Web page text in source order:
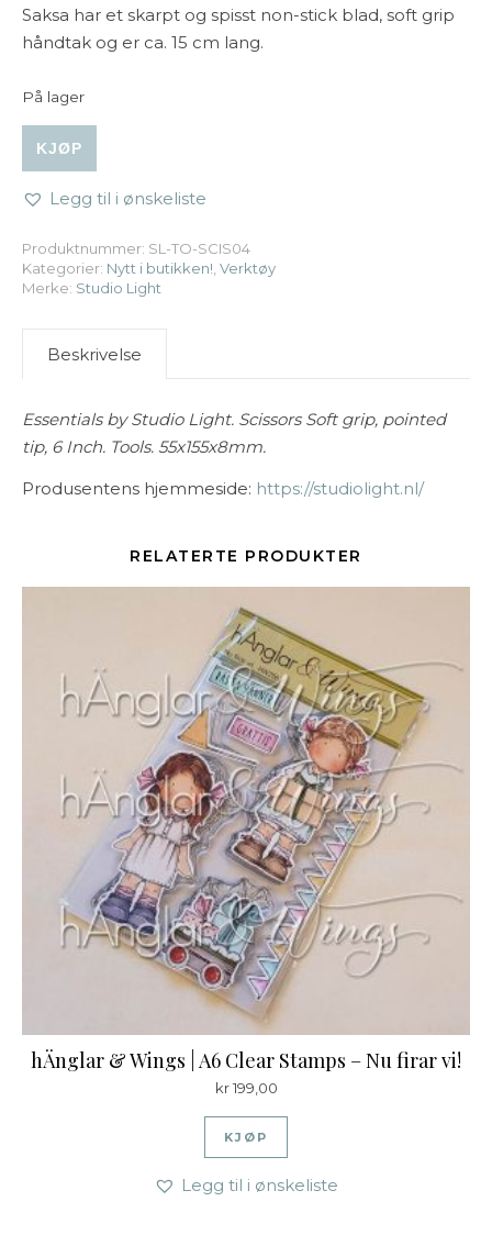
Saksa har et skarpt og spisst non-stick blad, soft grip
håndtak og er ca. 15 cm lang.
På lager
KJØP
Legg til i ønskeliste
Produktnummer: SL-TO-SCIS04
Kategorier: Nytt i butikken!, Verktøy
Merke: Studio Light
Beskrivelse
Essentials by Studio Light. Scissors Soft grip, pointed
tip, 6 Inch. Tools. 55x155x8mm.
Produsentens hjemmeside: https://studiolight.nl/
RELATERTE PRODUKTER
hÄnglar & Wings | A6 Clear Stamps – Nu firar vi!
kr199,00
KJØP
Legg til i ønskeliste